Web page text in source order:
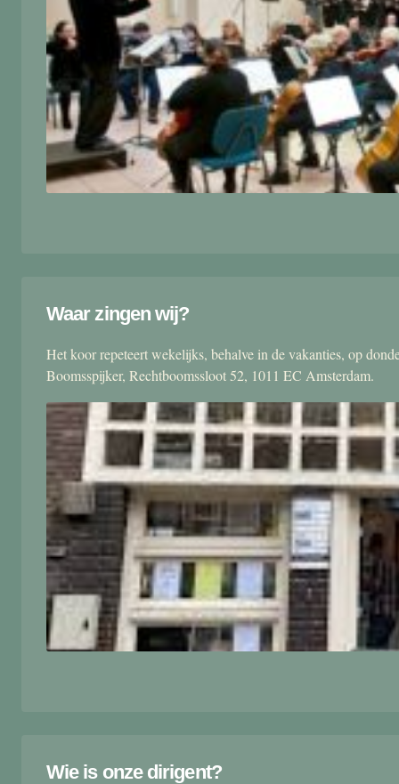
Waar zingen wij?
Het koor repeteert wekelijks, behalve in de vakanties, op
Boomsspijker, Rechtboomssloot 52, 1011 EC Amsterdam.
Wie is onze dirigent?